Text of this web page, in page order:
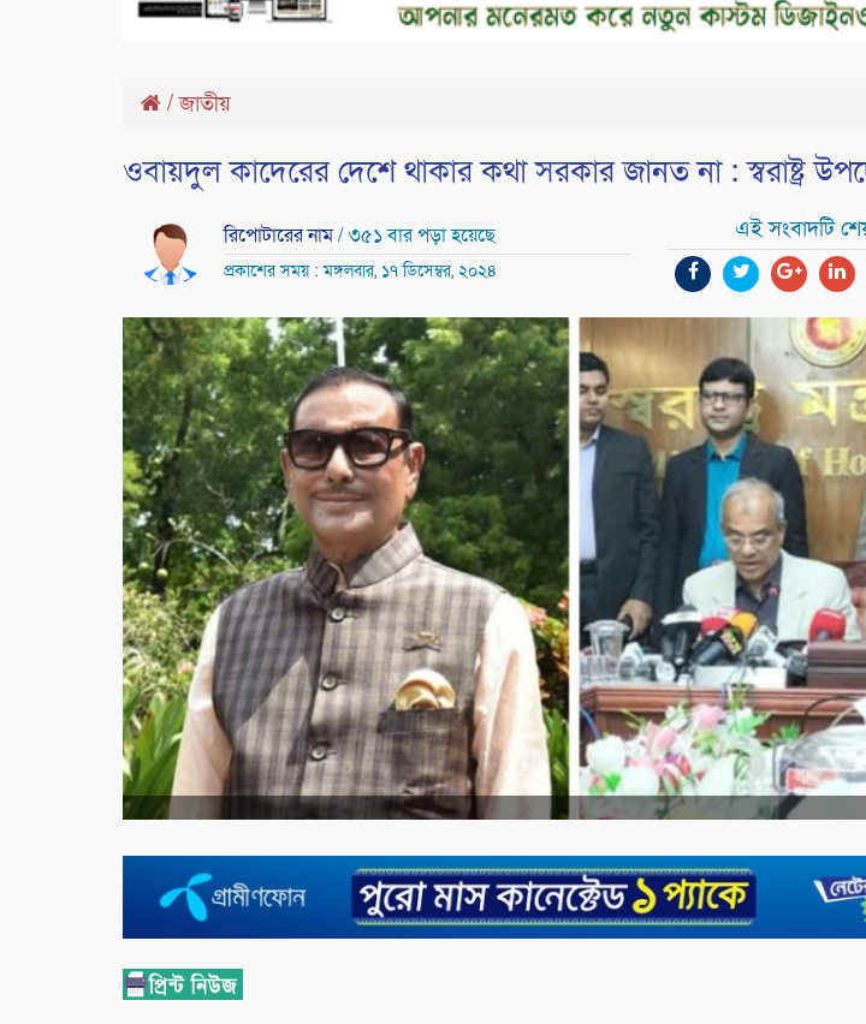
/জাতীয়
ওবায়দুল কাদেরের দেশে থাকার কথা সরকার জানত না : স্বরাষ্ট্র
রিপোটারের নাম/ ৩৫১ বার পড়া হয়েছে
প্রকাশের সময় : মঙ্গলবার, ১৭ ডিসেম্বর, ২০২৪
এই সংবাদটি